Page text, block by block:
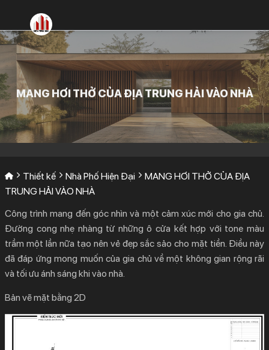
nội
dung
MANG HƠI THỞ CỦA ĐỊA TRUNG HẢI VÀO NHÀ
Thiết kế Nhà Phố Hiện Đại
MANG HƠI THỞ CỦA ĐỊA
TRUNG HẢI VÀO NHÀ
Công trình mang đến góc nhìn và một cảm xúc mới cho gia chủ.
Đường cong nhẹ nhàng từ những ô cửa kết hợp với tone màu
trầm một lần nữa tạo nên vẻ đẹp sắc sảo cho mặt tiền. Điều này
đã đáp ứng mong muốn của gia chủ về một không gian rộng rãi
và tối ưu ánh sáng khi vào nhà.
Bản vẽ mặt bằng 2D